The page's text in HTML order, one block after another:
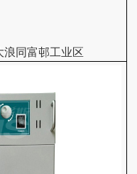
浪同富邨工业区